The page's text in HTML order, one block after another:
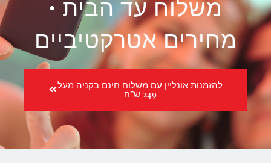
משלוח עד הבית •
מחירים אטרקטיביים
להזמנות אונליין עם משלוח חינם בקניה מעל
249 ש”ח